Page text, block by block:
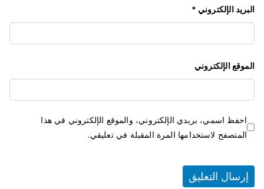
البريد الإلكتروني *
الموقع الإلكتروني
احفظ اسمي، بريدي الإلكتروني، والموقع الإلكتروني في هذا
المتصفح لاستخدامها المرة المقبلة في تعليقي.